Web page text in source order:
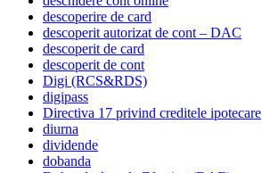
descoperire de card
descoperit autorizat de cont – DAC
descoperit de card
descoperit de cont
Digi (RCS&RDS)
digipass
Directiva 17 privind creditele ipotecare
diurna
dividende
dobanda